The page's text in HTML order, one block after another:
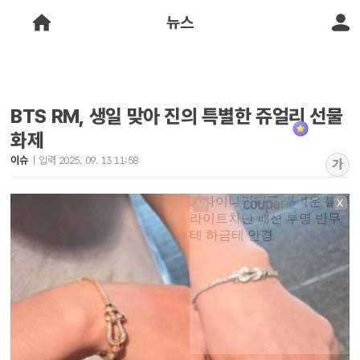
뉴스
BTS RM, 생일 맞아 진의 특별한 쥬얼리 선물
화제
이슈 입력 2025. 09. 13 11:58 가
X